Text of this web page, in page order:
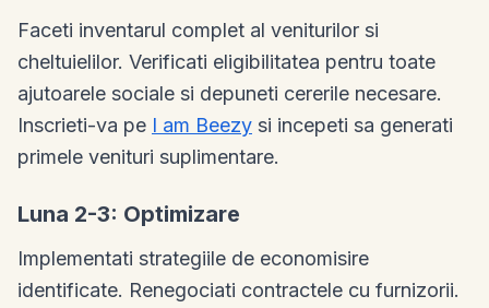
Faceti inventarul complet al veniturilor si
cheltuielilor. Verificati eligibilitatea pentru toate
ajutoarele sociale si depuneti cererile necesare.
Inscrieti-va pe I am Beezy si incepeti sa generati
primele venituri suplimentare.
Luna 2-3: Optimizare
Implementati strategiile de economisire
identificate. Renegociati contractele cu furnizorii.